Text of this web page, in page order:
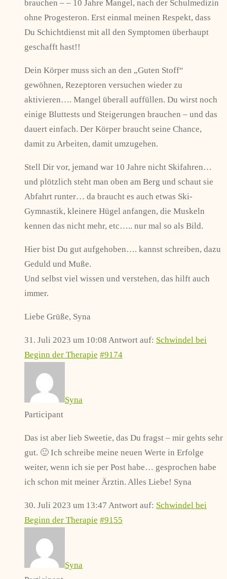
brauchen – – 10 Jahre Mangel, nach der Schulmedizin
ohne Progesteron. Erst einmal meinen Respekt, dass
Du Schichtdienst mit all den Symptomen überhaupt
geschafft hast!!
Dein Körper muss sich an den „Guten Stoff“
gewöhnen, Rezeptoren versuchen wieder zu
aktivieren…. Mangel überall auffüllen. Du wirst noch
einige Bluttests und Steigerungen brauchen – und das
dauert einfach. Der Körper braucht seine Chance,
damit zu Arbeiten, damit umzugehen.
Stell Dir vor, jemand war 10 Jahre nicht Skifahren…
und plötzlich steht man oben am Berg und schaut sie
Abfahrt runter… da braucht es auch etwas Ski-
Gymnastik, kleinere Hügel anfangen, die Muskeln
kennen das nicht mehr, etc….. nur mal so als Bild.
Hier bist Du gut aufgehoben…. kannst schreiben, dazu
Geduld und Muße.
Und selbst viel wissen und verstehen, das hilft auch
immer.
Liebe Grüße, Syna
31. Juli 2023 um 10:08 Antwort auf: Schwindel bei
Beginn der Therapie #9174
Syna
Participant
Das ist aber lieb Sweetie, das Du fragst – mir gehts sehr
gut. 🙂 Ich schreibe meine neuen Werte in Erfolge
weiter, wenn ich sie per Post habe… gesprochen habe
ich schon mit meiner Ärztin. Alles Liebe! Syna
30. Juli 2023 um 13:47 Antwort auf: Schwindel bei
Beginn der Therapie #9155
Syna